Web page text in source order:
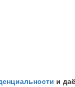
и